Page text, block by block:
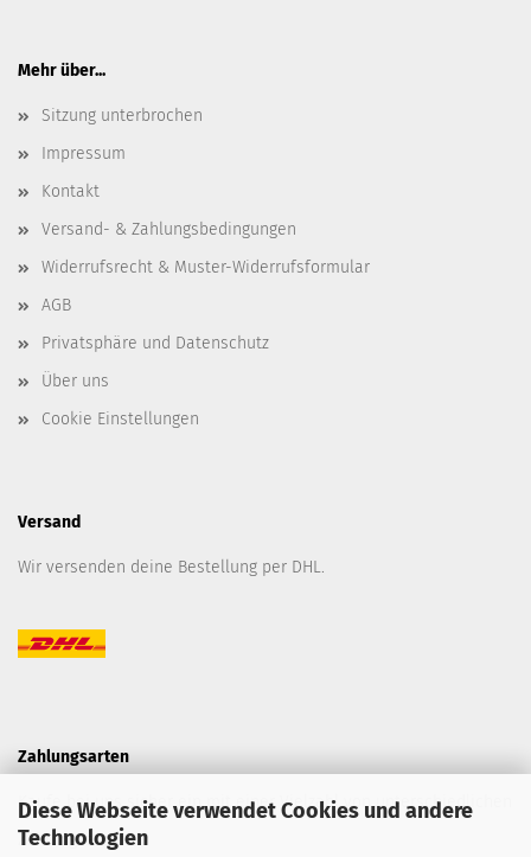
Diese Webseite verwendet Cookies und andere
Technologien
Mehr über...
Sitzung unterbrochen
Impressum
Kontakt
Versand- & Zahlungsbedingungen
Widerrufsrecht & Muster-Widerrufsformular
AGB
Privatsphäre und Datenschutz
Über uns
Cookie Einstellungen
Versand
Wir versenden deine Bestellung per DHL.
Zahlungsarten
Kaufe bei uns sicher ein mit einer Vielzahl von unterschiedlichen
Zahlungsarten.